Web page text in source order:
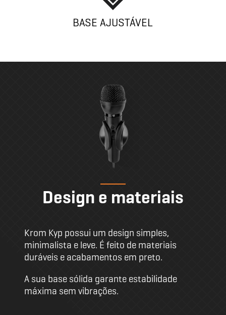
BASE AJUSTÁVEL
Design e materiais
Krom Kyp possui um design simples,
minimalista e leve. É feito de materiais
duráveis e acabamentos em preto.
A sua base sólida garante estabilidade
máxima sem vibrações.